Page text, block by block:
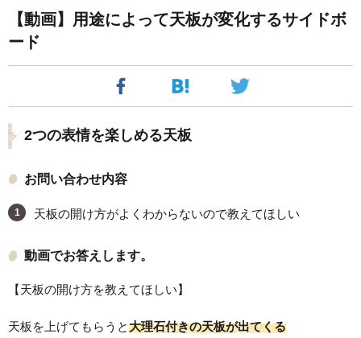
【動画】用途によって天板が変化するサイドボ
ード
2つの表情を楽しめる天板
お問い合わせ内容
天板の開け方がよくわからないので教えてほしい
動画でお答えします。
【天板の開け方を教えてほしい】
天板を上げてもらうと大理石付きの天板が出てくる